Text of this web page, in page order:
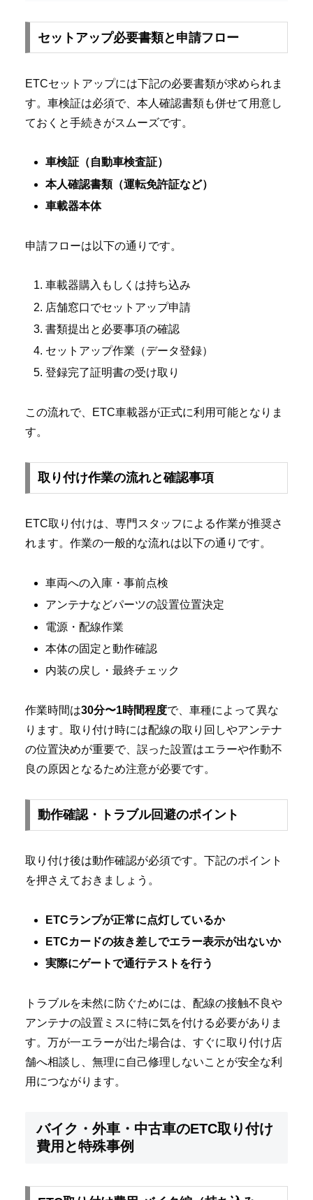
セットアップ必要書類と申請フロー
ETCセットアップには下記の必要書類が求められま
す。車検証は必須で、本人確認書類も併せて用意し
ておくと手続きがスムーズです。
車検証（自動車検査証）
本人確認書類（運転免許証など）
車載器本体
申請フローは以下の通りです。
車載器購入もしくは持ち込み
店舗窓口でセットアップ申請
書類提出と必要事項の確認
セットアップ作業（データ登録）
登録完了証明書の受け取り
この流れで、ETC車載器が正式に利用可能となりま
す。
取り付け作業の流れと確認事項
ETC取り付けは、専門スタッフによる作業が推奨さ
れます。作業の一般的な流れは以下の通りです。
車両への入庫・事前点検
アンテナなどパーツの設置位置決定
電源・配線作業
本体の固定と動作確認
内装の戻し・最終チェック
作業時間は30分〜1時間程度で、車種によって異な
ります。取り付け時には配線の取り回しやアンテナ
の位置決めが重要で、誤った設置はエラーや作動不
良の原因となるため注意が必要です。
動作確認・トラブル回避のポイント
取り付け後は動作確認が必須です。下記のポイント
を押さえておきましょう。
ETCランプが正常に点灯しているか
ETCカードの抜き差しでエラー表示が出ないか
実際にゲートで通行テストを行う
トラブルを未然に防ぐためには、配線の接触不良や
アンテナの設置ミスに特に気を付ける必要がありま
す。万が一エラーが出た場合は、すぐに取り付け店
舗へ相談し、無理に自己修理しないことが安全な利
用につながります。
バイク・外車・中古車のETC取り付け
費用と特殊事例